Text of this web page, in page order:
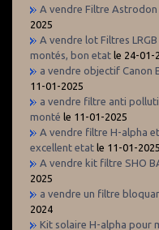
A vendre Filtre Astrodon
2025
A vendre lot Filtres
montés, bon etat le 24-01-
a vendre objectif Canon
11-01-2025
a vendre filtre anti
monté le 11-01-2025
A vendre filtre H-alpha
excellent etat le 11-01-2025
A vendre kit filtre SHO
2025
a vendre un filtre
2024
Kit solaire H-alpha pour